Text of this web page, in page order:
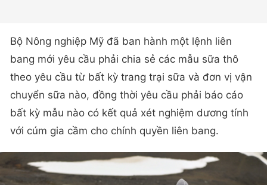
Bộ Nông nghiệp Mỹ đã ban hành một lệnh liên
bang mới yêu cầu phải chia sẻ các mẫu sữa thô
theo yêu cầu từ bất kỳ trang trại sữa và đơn vị vận
chuyển sữa nào, đồng thời yêu cầu phải báo cáo
bất kỳ mẫu nào có kết quả xét nghiệm dương tính
với cúm gia cầm cho chính quyền liên bang.